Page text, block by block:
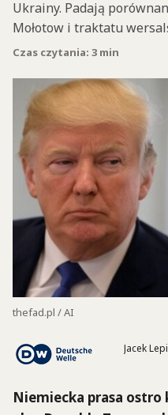
Ukrainy. Padają
Mołotow i traktatu
Czas czytania: 3 min
thefad.pl / AI
Jacek
Niemiecka prasa